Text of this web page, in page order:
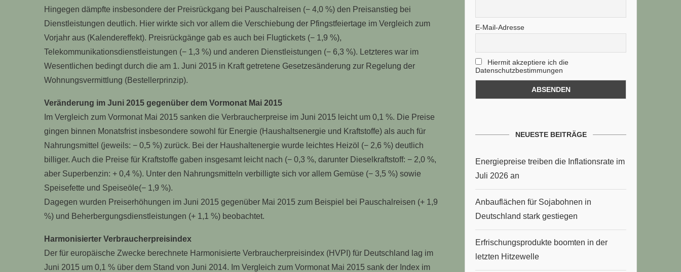
Hingegen dämpfte insbesondere der Preisrückgang bei Pauschalreisen (− 4,0 %) den Preisanstieg bei
Dienstleistungen deutlich. Hier wirkte sich vor allem die Verschiebung der Pfingstfeiertage im Vergleich zum
Vorjahr aus (Kalendereffekt). Preisrückgänge gab es auch bei Flugtickets (− 1,9 %),
Telekommunikationsdienstleistungen (− 1,3 %) und anderen Dienstleistungen (− 6,3 %). Letzteres war im
Wesentlichen bedingt durch die am 1. Juni 2015 in Kraft getretene Gesetzesänderung zur Regelung der
Wohnungsvermittlung (Bestellerprinzip).
Veränderung im Juni 2015 gegenüber dem Vormonat Mai 2015
Im Vergleich zum Vormonat Mai 2015 sanken die Verbraucherpreise im Juni 2015 leicht um 0,1 %. Die Preise
gingen binnen Monatsfrist insbesondere sowohl für Energie (Haushaltsenergie und Kraftstoffe) als auch für
Nahrungsmittel (jeweils: − 0,5 %) zurück. Bei der Haushaltenergie wurde leichtes Heizöl (− 2,6 %) deutlich
billiger. Auch die Preise für Kraftstoffe gaben insgesamt leicht nach (− 0,3 %, darunter Dieselkraftstoff: − 2,0 %,
aber Superbenzin: + 0,4 %). Unter den Nahrungsmitteln verbilligte sich vor allem Gemüse (− 3,5 %) sowie
Speisefette und Speiseöle(− 1,9 %).
Dagegen wurden Preiserhöhungen im Juni 2015 gegenüber Mai 2015 zum Beispiel bei Pauschalreisen (+ 1,9
%) und Beherbergungsdienstleistungen (+ 1,1 %) beobachtet.
Harmonisierter Verbraucherpreisindex
Der für europäische Zwecke berechnete Harmonisierte Verbraucherpreisindex (HVPI) für Deutschland lag im
Juni 2015 um 0,1 % über dem Stand von Juni 2014. Im Vergleich zum Vormonat Mai 2015 sank der Index im
E-Mail-Adresse
Hiermit akzeptiere ich die
Datenschutzbestimmungen
NEUESTE BEITRÄGE
Energiepreise treiben die Inflationsrate im
Juli 2026 an
Anbauflächen für Sojabohnen in
Deutschland stark gestiegen
Erfrischungsprodukte boomten in der
letzten Hitzewelle